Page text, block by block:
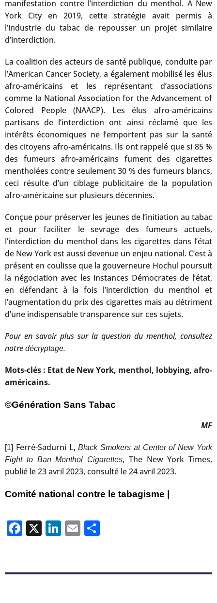
manifestation contre l’interdiction du menthol. A New
York City en 2019, cette stratégie avait permis à
l’industrie du tabac de repousser un projet similaire
d’interdiction.
La coalition des acteurs de santé publique, conduite par
l’American Cancer Society, a également mobilisé les élus
afro-américains et les représentant d’associations
comme la National Association for the Advancement of
Colored People (NAACP). Les élus afro-américains
partisans de l’interdiction ont ainsi réclamé que les
intérêts économiques ne l’emportent pas sur la santé
des citoyens afro-américains. Ils ont rappelé que si 85 %
des fumeurs afro-américains fument des cigarettes
mentholées contre seulement 30 % des fumeurs blancs,
ceci résulte d’un ciblage publicitaire de la population
afro-américaine sur plusieurs décennies.
Conçue pour préserver les jeunes de l’initiation au tabac
et pour faciliter le sevrage des fumeurs actuels,
l’interdiction du menthol dans les cigarettes dans l’état
de New York est aussi devenue un enjeu national. C’est à
présent en coulisse que la gouverneure Hochul poursuit
la négociation avec les instances Démocrates de l’état,
en défendant à la fois l’interdiction du menthol et
l’augmentation du prix des cigarettes mais au détriment
d’une indispensable transparence sur ces sujets.
Pour en savoir plus sur la question du menthol, consultez
notre décryptage.
Mots-clés : Etat de New York, menthol, lobbying, afro-
américains.
©Génération Sans Tabac
MF
[1] Ferré-Sadurni L,Black Smokers at Center of New York
Fight to Ban Menthol Cigarettes, The New York Times,
publié le 23 avril 2023, consulté le 24 avril 2023.
Comité national contre le tabagisme |
Facebook
X LinkedIn
Email